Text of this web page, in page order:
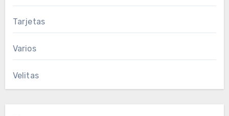
Tarjetas
Varios
Velitas